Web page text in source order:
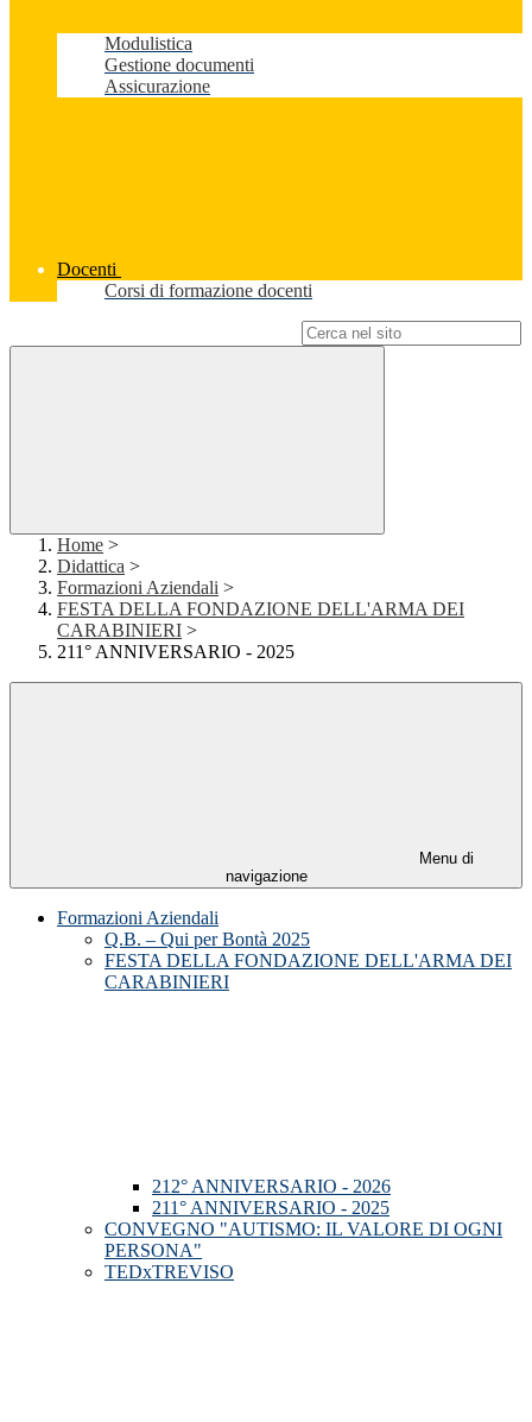
Modulistica
Gestione documenti
Assicurazione
Docenti
Corsi di formazione docenti
Home >
Didattica >
Formazioni Aziendali >
FESTA DELLA FONDAZIONE DELL'ARMA DEI
CARABINIERI >
211° ANNIVERSARIO - 2025
Menu di
navigazione
Formazioni Aziendali
Q.B. – Qui per Bontà 2025
FESTA DELLA FONDAZIONE DELL'ARMA DEI
CARABINIERI
212° ANNIVERSARIO - 2026
211° ANNIVERSARIO - 2025
CONVEGNO "AUTISMO: IL VALORE DI OGNI
PERSONA"
TEDxTREVISO